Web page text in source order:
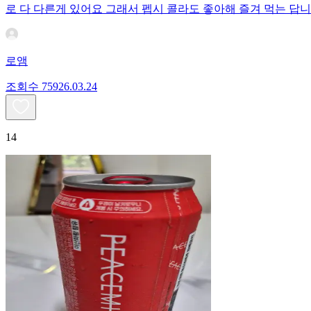
로 다 다른게 있어요 그래서 펩시 콜라도 좋아해 즐겨 먹는 답
로앰
조회수 75926.03.24
14